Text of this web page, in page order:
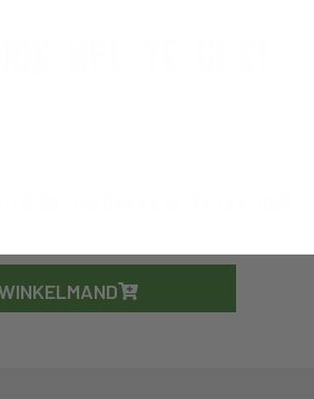
WEL TE GEK!
SCHAARBEEKSE KRIEK